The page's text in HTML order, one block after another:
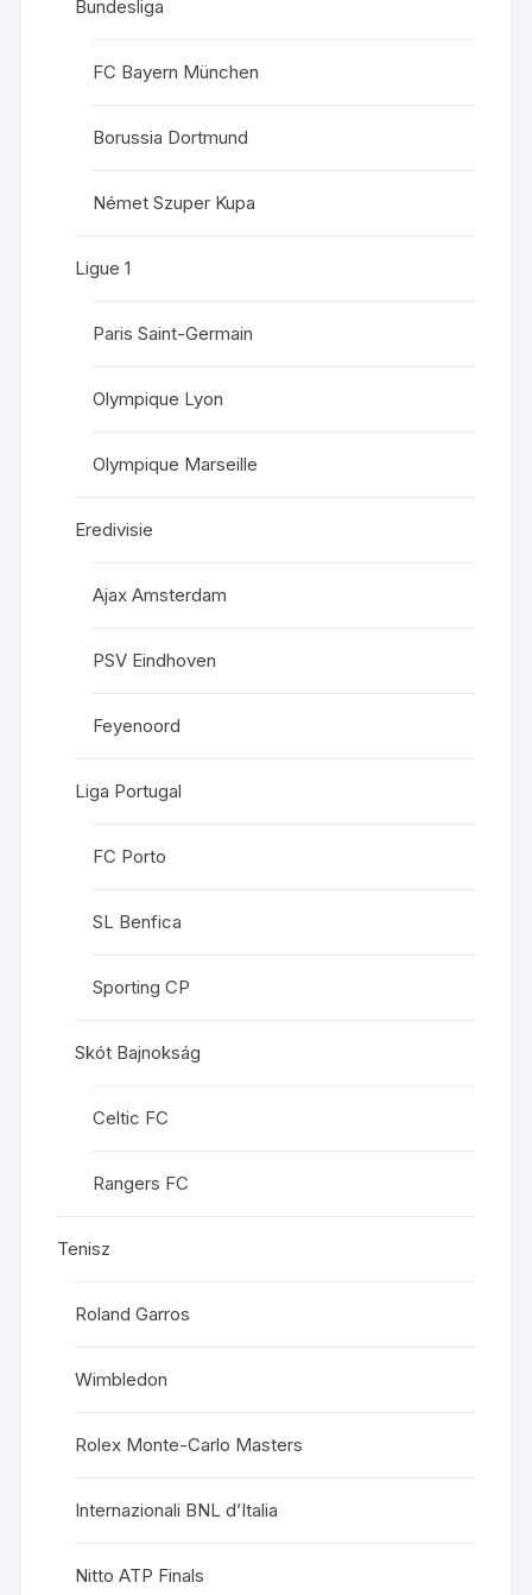
Bundesliga
FC Bayern München
Borussia Dortmund
Német Szuper Kupa
Ligue 1
Paris Saint-Germain
Olympique Lyon
Olympique Marseille
Eredivisie
Ajax Amsterdam
PSV Eindhoven
Feyenoord
Liga Portugal
FC Porto
SL Benfica
Sporting CP
Skót Bajnokság
Celtic FC
Rangers FC
Tenisz
Roland Garros
Wimbledon
Rolex Monte-Carlo Masters
Internazionali BNL d’Italia
Nitto ATP Finals